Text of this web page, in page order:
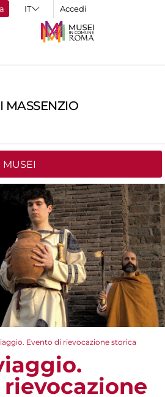
Accedi
MASSENZIO
MUSEI
Evento di rievocazione storica